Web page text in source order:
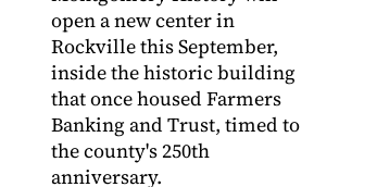
open a new center in
Rockville this September,
inside the historic building
that once housed Farmers
Banking and Trust, timed to
the county's 250th
anniversary.